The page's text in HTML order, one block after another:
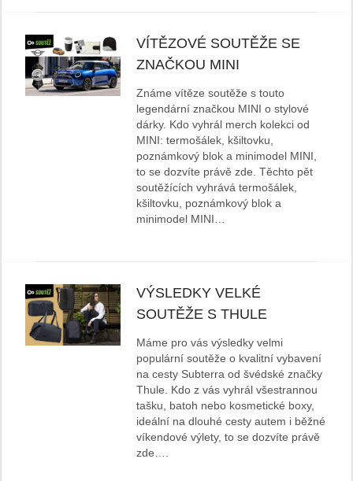
VÍTĚZOVÉ SOUTĚŽE SE
ZNAČKOU MINI
Známe vítěze soutěže s touto
legendární značkou MINI o stylové
dárky. Kdo vyhrál merch kolekci od
MINI: termošálek, kšiltovku,
poznámkový blok a minimodel MINI,
to se dozvíte právě zde. Těchto pět
soutěžících vyhrává termošálek,
kšiltovku, poznámkový blok a
minimodel MINI…
VÝSLEDKY VELKÉ
SOUTĚŽE S THULE
Máme pro vás výsledky velmi
populární soutěže o kvalitní vybavení
na cesty Subterra od švédské značky
Thule. Kdo z vás vyhrál všestrannou
tašku, batoh nebo kosmetické boxy,
ideální na dlouhé cesty autem i běžné
víkendové výlety, to se dozvíte právě
zde….